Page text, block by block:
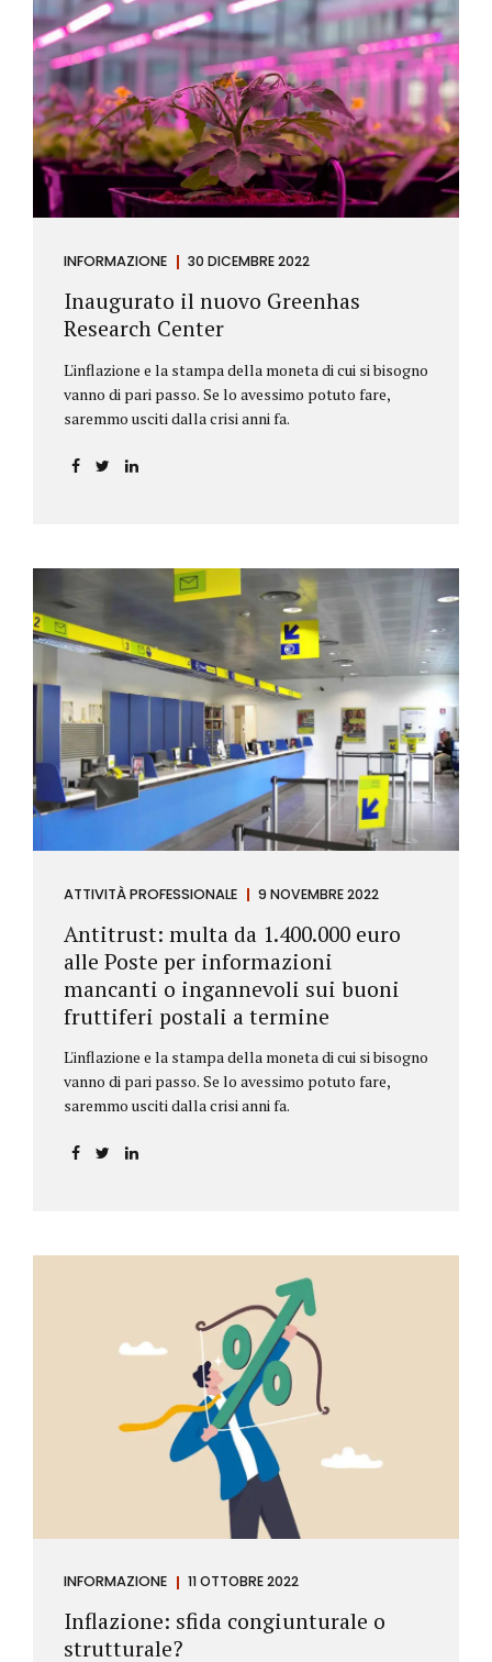
INFORMAZIONE 30 DICEMBRE 2022
Inaugurato il nuovo Greenhas
Research Center
L'inflazione e la stampa della moneta di cui si bisogno
vanno di pari passo. Se lo avessimo potuto fare,
saremmo usciti dalla crisi anni fa.
ATTIVITÀ PROFESSIONALE 9 NOVEMBRE 2022
Antitrust: multa da 1.400.000 euro
alle Poste per informazioni
mancanti o ingannevoli sui buoni
fruttiferi postali a termine
L'inflazione e la stampa della moneta di cui si bisogno
vanno di pari passo. Se lo avessimo potuto fare,
saremmo usciti dalla crisi anni fa.
INFORMAZIONE 11 OTTOBRE 2022
Inflazione: sfida congiunturale o
strutturale?